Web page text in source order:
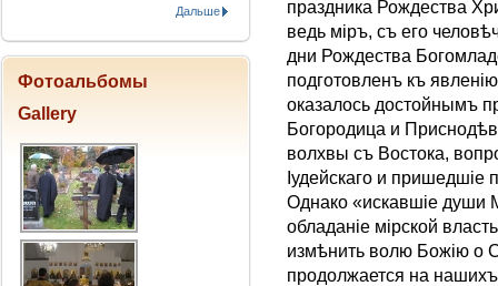
праздника Рождества
ведь міръ, съ его
дни Рождества
подготовленъ къ
оказалось достойнымъ
Богородица и
волхвы съ Востока,
Iудейскаго и пришедшіе
Однако «искавшіе души
обладаніе мірской
измѣнить волю Божію о
продолжается на
Дальше
Фотоальбомы
Gallery